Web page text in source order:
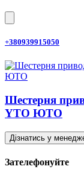
+380939915050
Шестерня
YTO ЮТО
Дізнатись у
Зателефонуйте